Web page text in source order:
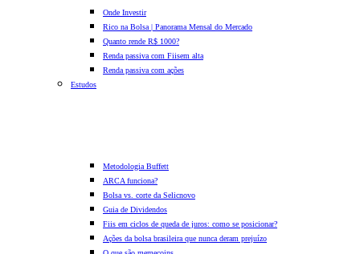
Onde Investir
Rico na Bolsa | Panorama Mensal do Mercado
Quanto rende R$ 1000?
Renda passiva com Fiisem alta
Renda passiva com ações
Estudos
Metodologia Buffett
ARCA funciona?
Bolsa vs. corte da Selicnovo
Guia de Dividendos
Fiis em ciclos de queda de juros: como se posicionar?
Ações da bolsa brasileira que nunca deram prejuízo